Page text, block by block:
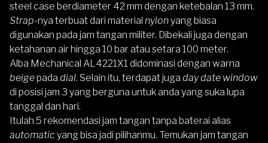
steel case berdiameter 42 mm dengan ketebalan 13 mm.
Strap-nya terbuat dari material nylonyang biasa
digunakan pada jam tangan militer. Dibekali juga dengan
ketahanan air hingga 10 bar atau setara 100 meter.
Alba Mechanical AL4221X1 didominasi dengan warna
beigepada dial. Selain itu, terdapat juga day date window
di posisi jam 3 yang berguna untuk anda yang suka lupa
tanggal dan hari.
Itulah 5 rekomendasi jam tangan tanpa baterai alias
automatic yang bisa jadi pilihanmu. Temukan jam tangan